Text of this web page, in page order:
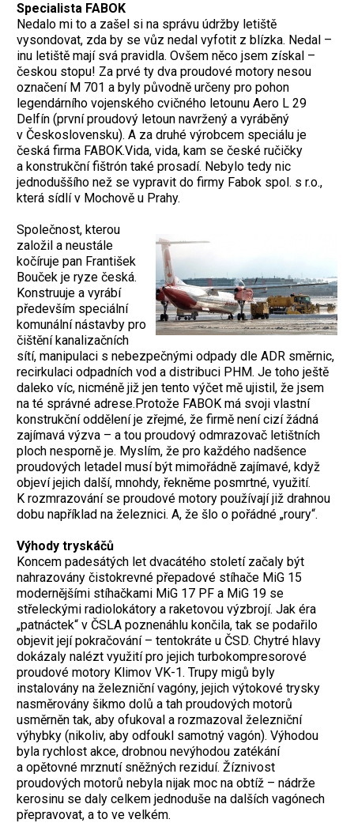
Specialista FABOK
Nedalo mi to a zašel si na správu údržby letiště
vysondovat, zda by se vůz nedal vyfotit z blízka. Nedal –
inu letiště mají svá pravidla. Ovšem něco jsem získal –
českou stopu! Za prvé ty dva proudové motory nesou
označení M 701 a byly původně určeny pro pohon
legendárního vojenského cvičného letounu Aero L 29
Delfín (první proudový letoun navržený a vyráběný
v Československu). A za druhé výrobcem speciálu je
česká firma FABOK.Vida, vida, kam se české ručičky
a konstrukční fištrón také prosadí. Nebylo tedy nic
jednoduššího než se vypravit do firmy Fabok spol. s r.o.,
která sídlí v Mochově u Prahy.
Společnost, kterou
založil a neustále
kočíruje pan František
Bouček je ryze česká.
Konstruuje a vyrábí
především speciální
komunální nástavby pro
čištění kanalizačních
sítí, manipulaci s nebezpečnými odpady dle ADR směrnic,
recirkulaci odpadních vod a distribuci PHM. Je toho ještě
daleko víc, nicméně již jen tento výčet mě ujistil, že jsem
na té správné adrese.Protože FABOK má svoji vlastní
konstrukční oddělení je zřejmé, že firmě není cizí žádná
zajímavá výzva – a tou proudový odmrazovač letištních
ploch nesporně je. Myslím, že pro každého nadšence
proudových letadel musí být mimořádně zajímavé, když
objeví jejich další, mnohdy, řekněme posmrtné, využití.
K rozmrazování se proudové motory používají již drahnou
dobu například na železnici. A, že šlo o pořádné „roury“.
Výhody tryskáčů
Koncem padesátých let dvacátého století začaly být
nahrazovány čistokrevné přepadové stíhače MiG 15
modernějšími stíhačkami MiG 17 PF a MiG 19 se
střeleckými radiolokátory a raketovou výzbrojí. Jak éra
„patnáctek“ v ČSLA poznenáhlu končila, tak se podařilo
objevit její pokračování – tentokráte u ČSD. Chytré hlavy
dokázaly nalézt využití pro jejich turbokompresorové
proudové motory Klimov VK-1. Trupy migů byly
instalovány na železniční vagóny, jejich výtokové trysky
nasměrovány šikmo dolů a tah proudových motorů
usměrněn tak, aby ofukoval a rozmazoval železniční
výhybky (nikoliv, aby odfoukl samotný vagón). Výhodou
byla rychlost akce, drobnou nevýhodou zatékání
a opětovné mrznutí sněžných reziduí. Žíznivost
proudových motorů nebyla nijak moc na obtíž – nádrže
kerosinu se daly celkem jednoduše na dalších vagónech
přepravovat, a to ve velkém.